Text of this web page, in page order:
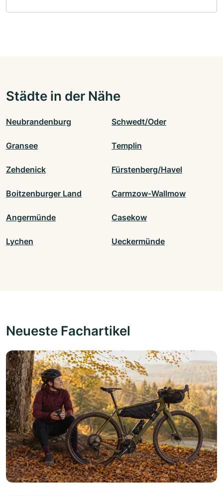
Städte in der Nähe
Neubrandenburg Schwedt/Oder
Gransee Templin
Zehdenick Fürstenberg/Havel
Boitzenburger Land Carmzow-Wallmow
Angermünde Casekow
Lychen Ueckermünde
Neueste Fachartikel